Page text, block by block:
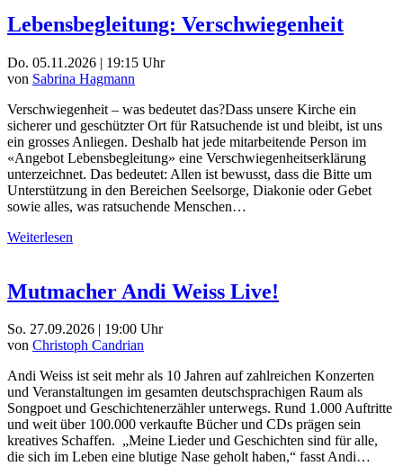
Lebensbegleitung: Verschwiegenheit
Do. 05.11.2026 | 19:15 Uhr
von Sabrina Hagmann
Verschwiegenheit – was bedeutet das?Dass unsere Kirche ein
sicherer und geschützter Ort für Ratsuchende ist und bleibt, ist uns
ein grosses Anliegen. Deshalb hat jede mitarbeitende Person im
«Angebot Lebensbegleitung» eine Verschwiegenheitserklärung
unterzeichnet. Das bedeutet: Allen ist bewusst, dass die Bitte um
Unterstützung in den Bereichen Seelsorge, Diakonie oder Gebet
sowie alles, was ratsuchende Menschen…
Weiterlesen
Mutmacher Andi Weiss Live!
So. 27.09.2026 | 19:00 Uhr
von Christoph Candrian
Andi Weiss ist seit mehr als 10 Jahren auf zahlreichen Konzerten
und Veranstaltungen im gesamten deutschsprachigen Raum als
Songpoet und Geschichtenerzähler unterwegs. Rund 1.000 Auftritte
und weit über 100.000 verkaufte Bücher und CDs prägen sein
kreatives Schaffen. „Meine Lieder und Geschichten sind für alle,
die sich im Leben eine blutige Nase geholt haben,“ fasst Andi…